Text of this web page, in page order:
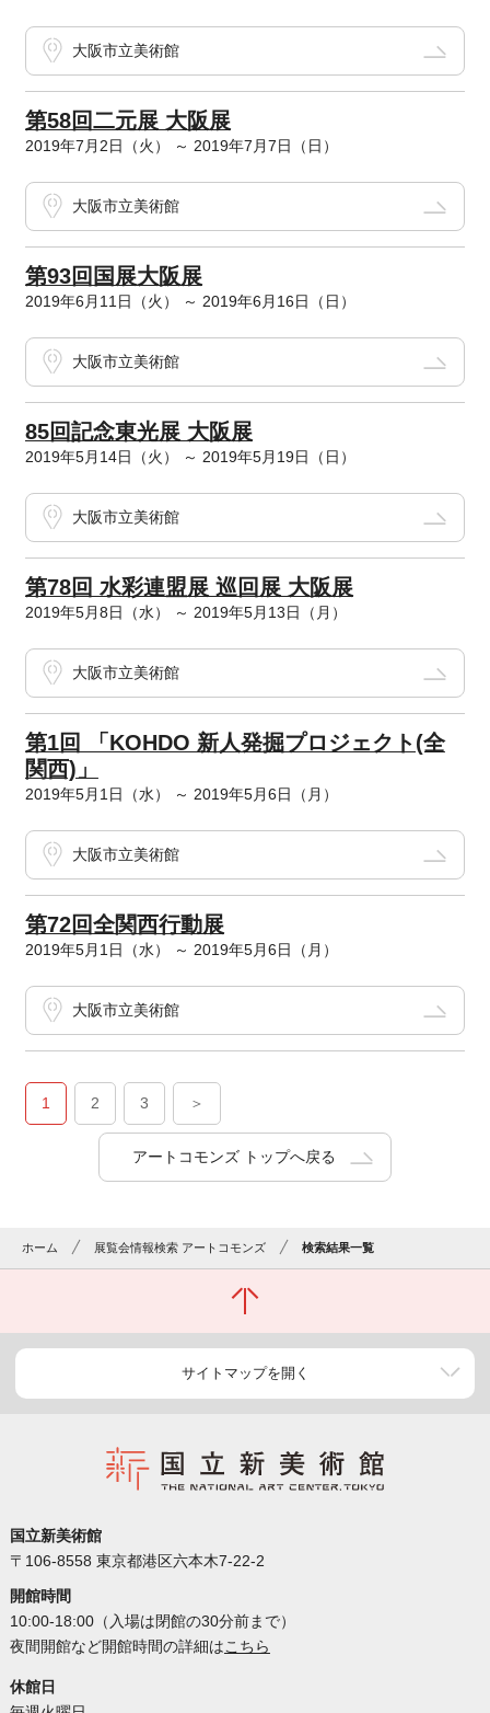
大阪市立美術館
第58回二元展 大阪展
2019年7月2日（火） ～ 2019年7月7日（日）
大阪市立美術館
第93回国展大阪展
2019年6月11日（火） ～ 2019年6月16日（日）
大阪市立美術館
85回記念東光展 大阪展
2019年5月14日（火） ～ 2019年5月19日（日）
大阪市立美術館
第78回 水彩連盟展 巡回展 大阪展
2019年5月8日（水） ～ 2019年5月13日（月）
大阪市立美術館
第1回 「KOHDO 新人発掘プロジェクト(全
関西)」
2019年5月1日（水） ～ 2019年5月6日（月）
大阪市立美術館
第72回全関西行動展
2019年5月1日（水） ～ 2019年5月6日（月）
大阪市立美術館
1 2 3 ＞
アートコモンズ トップへ戻る
ホーム 展覧会情報検索 アートコモンズ 検索結果一覧
サイトマップを開く
国立新美術館
〒106-8558 東京都港区六本木7-22-2
開館時間
10:00-18:00（入場は閉館の30分前まで）
夜間開館など開館時間の詳細はこちら
休館日